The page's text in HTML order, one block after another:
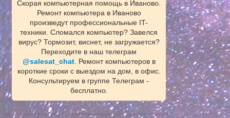
Скорая компьютерная помощь в Иваново.
Ремонт компьютера в Иваново
произведут профессиональные IT-
техники. Сломался компьютер? Завелся
вирус? Тормозит, виснет, не загружается?
Переходите в наш телеграм
@salesat_chat. Ремонт компьютеров в
короткие сроки с выездом на дом, в офис.
Консультируем в группе Телеграм -
бесплатно.